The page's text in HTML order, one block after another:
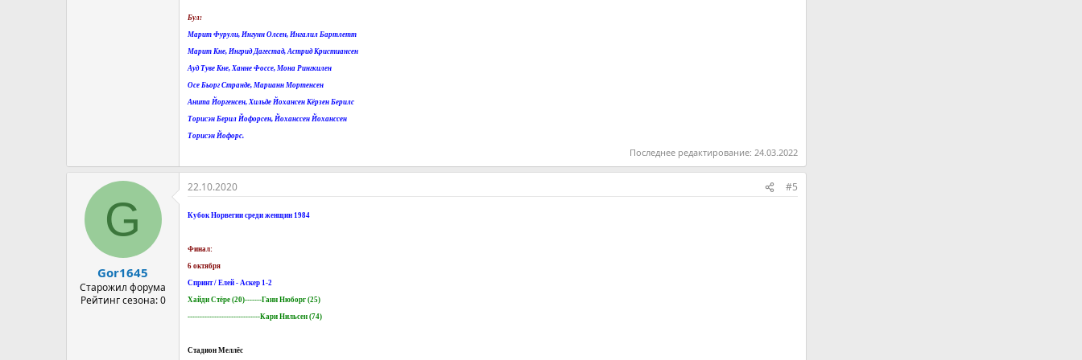
Бул:
Марит Фурули, Ингунн Олсен, Ингалил Бартлетт
Марит Кне, Ингрид Дагестад, Астрид Кристиансен
Ауд Туве Кне, Ханне Фоссе, Мона Рингкилен
Осе Бьорг Странде, Марианн Мортенсен
Анита Йоргенсен, Хильде Йохансен Кёрзен Берилс
Торисэн Берил Йофорсен, Йоханссен Йоханссен
Торисэн Йофорс.
Последнее редактирование: 24.03.2022
G
Gor1645
Старожил форума
Рейтинг сезона: 0
22.10.2020 #5
Кубок Норвегии среди женщин 1984
Финал:
6 октября
Спринт / Елей - Аскер 1-2
Хайди Стёре (20)-------Ганн Нюборг (25)
------------------------------Кари Нильсен (74)
Стадион Меллёс